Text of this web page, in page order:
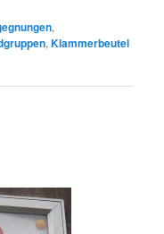
,
,Klammerbeutel